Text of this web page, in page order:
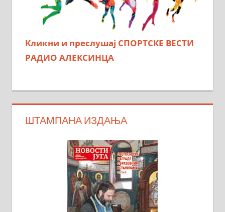
Кликни и преслушај СПОРТСКЕ ВЕСТИ
РАДИО АЛЕКСИНЦА
ШТАМПАНА ИЗДАЊА